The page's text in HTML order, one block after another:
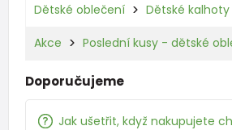
Dětské oblečení Dětské kalhoty
Akce Poslední kusy - dětské
Doporučujeme
Jak ušetřit, když nakupujete